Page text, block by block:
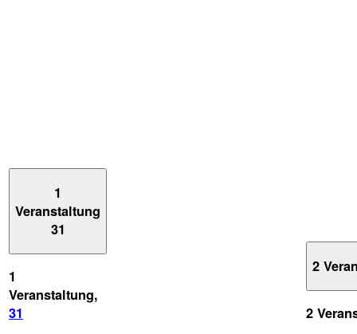
1
Veranstaltung
31
1
Veranstaltung,
31
2
2